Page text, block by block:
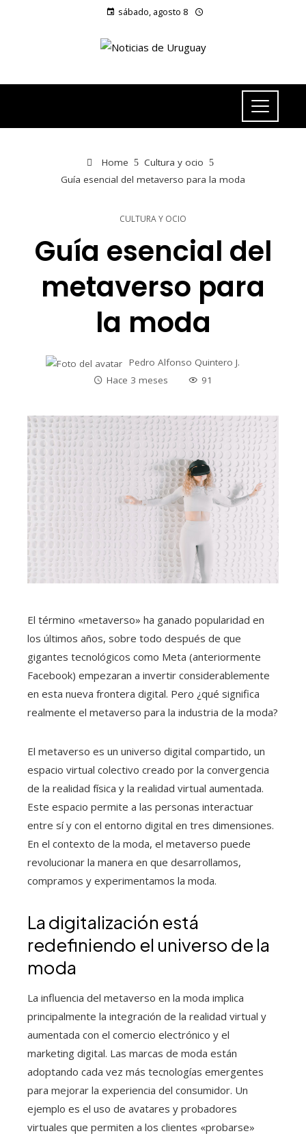
sábado, agosto 8
Home
Cultura y ocio
Guía esencial del metaverso para la moda
CULTURA Y OCIO
Guía esencial del
metaverso para
la moda
Pedro Alfonso Quintero J.
Hace 3 meses
91
El término «metaverso» ha ganado popularidad en
los últimos años, sobre todo después de que
gigantes tecnológicos como Meta (anteriormente
Facebook) empezaran a invertir considerablemente
en esta nueva frontera digital. Pero ¿qué significa
realmente el metaverso para la industria de la moda?
El metaverso es un universo digital compartido, un
espacio virtual colectivo creado por la convergencia
de la realidad física y la realidad virtual aumentada.
Este espacio permite a las personas interactuar
entre sí y con el entorno digital en tres dimensiones.
En el contexto de la moda, el metaverso puede
revolucionar la manera en que desarrollamos,
compramos y experimentamos la moda.
La digitalización está
redefiniendo el universo de la
moda
La influencia del metaverso en la moda implica
principalmente la integración de la realidad virtual y
aumentada con el comercio electrónico y el
marketing digital. Las marcas de moda están
adoptando cada vez más tecnologías emergentes
para mejorar la experiencia del consumidor. Un
ejemplo es el uso de avatares y probadores
virtuales que permiten a los clientes «probarse»